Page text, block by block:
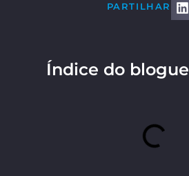
PARTILHAR
Índice do blogue